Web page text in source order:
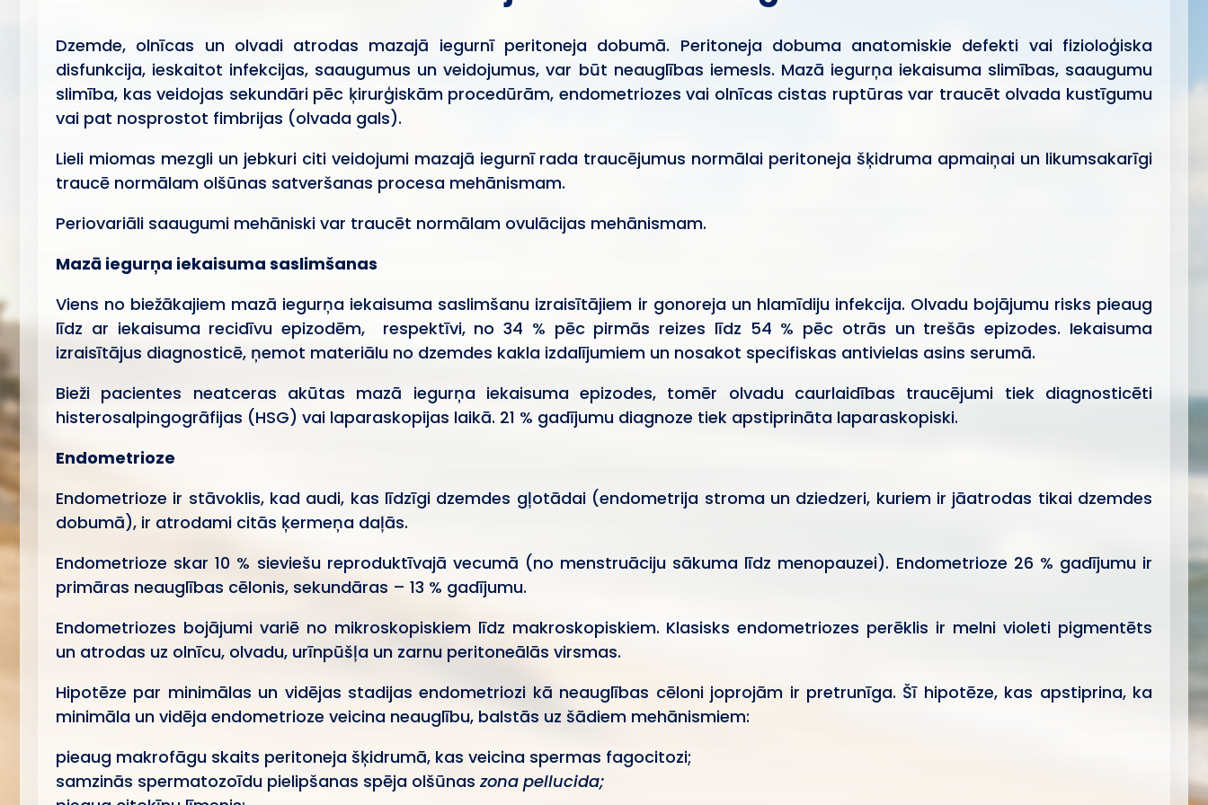
Dzemde, olnīcas un olvadi atrodas mazajā iegurnī peritoneja dobumā. Peritoneja dobuma anatomiskie defekti vai fizioloģiska
disfunkcija, ieskaitot infekcijas, saaugumus un veidojumus, var būt neauglības iemesls. Mazā iegurņa iekaisuma slimības, saaugumu
slimība, kas veidojas sekundāri pēc ķirurģiskām procedūrām, endometriozes vai olnīcas cistas ruptūras var traucēt olvada kustīgumu
vai pat nosprostot fimbrijas (olvada gals).
Lieli miomas mezgli un jebkuri citi veidojumi mazajā iegurnī rada traucējumus normālai peritoneja šķidruma apmaiņai un likumsakarīgi
traucē normālam olšūnas satveršanas procesa mehānismam.
Periovariāli saaugumi mehāniski var traucēt normālam ovulācijas mehānismam.
Mazā iegurņa iekaisuma saslimšanas
Viens no biežākajiem mazā iegurņa iekaisuma saslimšanu izraisītājiem ir gonoreja un hlamīdiju infekcija. Olvadu bojājumu risks pieaug
līdz ar iekaisuma recidīvu epizodēm, respektīvi, no 34 % pēc pirmās reizes līdz 54 % pēc otrās un trešās epizodes. Iekaisuma
izraisītājus diagnosticē, ņemot materiālu no dzemdes kakla izdalījumiem un nosakot specifiskas antivielas asins serumā.
Bieži pacientes neatceras akūtas mazā iegurņa iekaisuma epizodes, tomēr olvadu caurlaidības traucējumi tiek diagnosticēti
histerosalpingogrāfijas (HSG) vai laparaskopijas laikā. 21 % gadījumu diagnoze tiek apstiprināta laparaskopiski.
Endometrioze
Endometrioze ir stāvoklis, kad audi, kas līdzīgi dzemdes gļotādai (endometrija stroma un dziedzeri, kuriem ir jāatrodas tikai dzemdes
dobumā), ir atrodami citās ķermeņa daļās.
Endometrioze skar 10 % sieviešu reproduktīvajā vecumā (no menstruāciju sākuma līdz menopauzei). Endometrioze 26 % gadījumu ir
primāras neauglības cēlonis, sekundāras – 13 % gadījumu.
Endometriozes bojājumi variē no mikroskopiskiem līdz makroskopiskiem. Klasisks endometriozes perēklis ir melni violeti pigmentēts
un atrodas uz olnīcu, olvadu, urīnpūšļa un zarnu peritoneālās virsmas.
Hipotēze par minimālas un vidējas stadijas endometriozi kā neauglības cēloni joprojām ir pretrunīga. Šī hipotēze, kas apstiprina, ka
minimāla un vidēja endometrioze veicina neauglību, balstās uz šādiem mehānismiem:
pieaug makrofāgu skaits peritoneja šķidrumā, kas veicina spermas fagocitozi;
samzinās spermatozoīdu pielipšanas spēja olšūnas zona pellucida;